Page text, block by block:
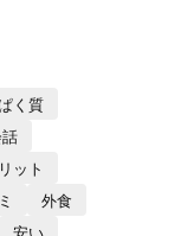
く質
ット
外食
安い